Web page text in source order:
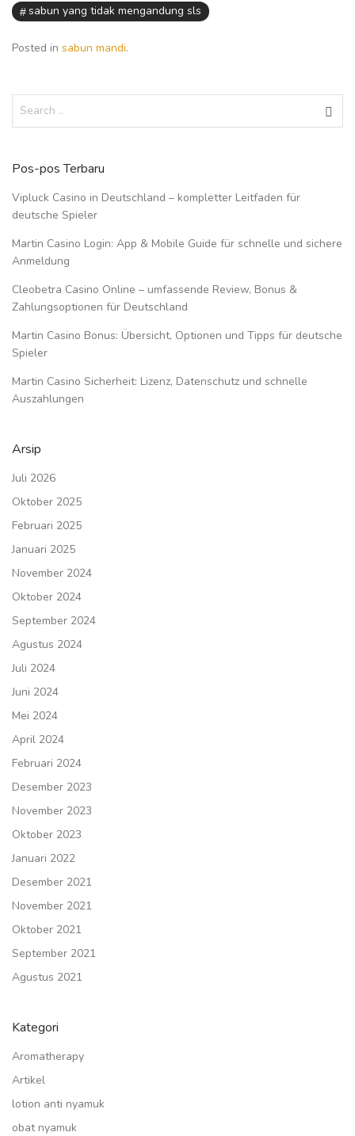
sabun yang tidak mengandung sls
Posted in sabun mandi.
Pos-pos Terbaru
Vipluck Casino in Deutschland – kompletter Leitfaden für
deutsche Spieler
Martin Casino Login: App & Mobile Guide für schnelle und sichere
Anmeldung
Cleobetra Casino Online – umfassende Review, Bonus &
Zahlungsoptionen für Deutschland
Martin Casino Bonus: Übersicht, Optionen und Tipps für deutsche
Spieler
Martin Casino Sicherheit: Lizenz, Datenschutz und schnelle
Auszahlungen
Arsip
Juli 2026
Oktober 2025
Februari 2025
Januari 2025
November 2024
Oktober 2024
September 2024
Agustus 2024
Juli 2024
Juni 2024
Mei 2024
April 2024
Februari 2024
Desember 2023
November 2023
Oktober 2023
Januari 2022
Desember 2021
November 2021
Oktober 2021
September 2021
Agustus 2021
Kategori
Aromatherapy
Artikel
lotion anti nyamuk
obat nyamuk